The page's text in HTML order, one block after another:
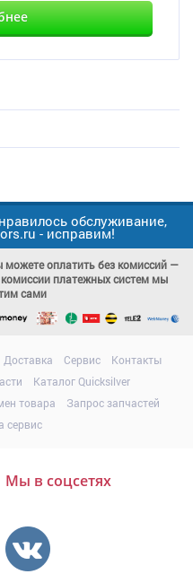
обслуживание,
- исправим!
оплатить без комиссий —
платежных систем мы
сами
Доставка Сервис
Контакты
Каталог Quicksilver
товара
Запрос запчастей
сервис
Мы в соцсетях